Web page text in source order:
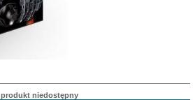
produkt niedostępny